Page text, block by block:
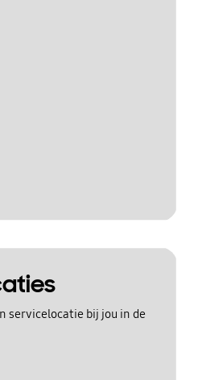
servicelocatie bij jou in de